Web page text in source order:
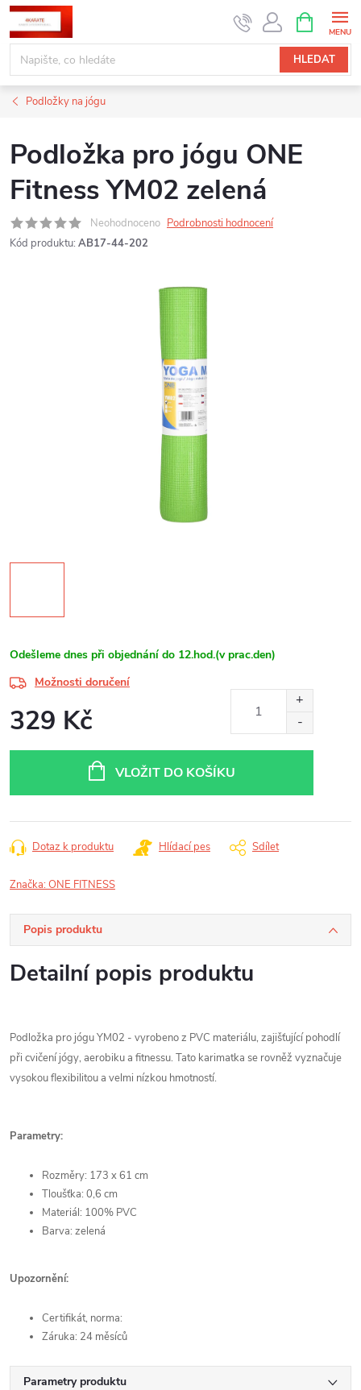
Přejít
na
obsah
HLEDAT
NÁKUPNÍ
KOŠÍK
Podložky na jógu
Podložka pro jógu ONE
Fitness YM02 zelená
Neohodnoceno Podrobnosti hodnocení
Kód produktu: AB17-44-202
Odešleme dnes při objednání do 12.hod.(v prac.den)
Možnosti doručení
329 Kč
VLOŽIT DO KOŠÍKU
Dotaz k produktu Hlídací pes Sdílet
Značka:ONE FITNESS
Popis produktu
Detailní popis produktu
Podložka pro jógu YM02 - vyrobeno z PVC materiálu, zajišťující pohodlí
při cvičení jógy, aerobiku a fitnessu. Tato karimatka se rovněž vyznačuje
vysokou flexibilitou a velmi nízkou hmotností.
Parametry:
Rozměry: 173 x 61 cm
Tloušťka: 0,6 cm
Materiál: 100% PVC
Barva: zelená
Upozornění:
Certifikát, norma:
Záruka: 24 měsíců
Parametry produktu